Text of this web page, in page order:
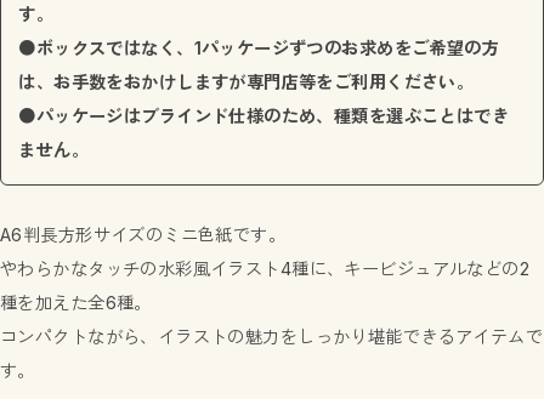
す。
●ボックスではなく、1パッケージずつのお求めをご希望の方
は、お手数をおかけしますが専門店等をご利用ください。
●パッケージはブラインド仕様のため、種類を選ぶことはでき
ません。
A6判長方形サイズのミニ色紙です。
やわらかなタッチの水彩風イラスト4種に、キービジュアルなどの2
種を加えた全6種。
コンパクトながら、イラストの魅力をしっかり堪能できるアイテムで
す。